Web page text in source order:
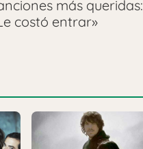
más queridas:
costó entrar»